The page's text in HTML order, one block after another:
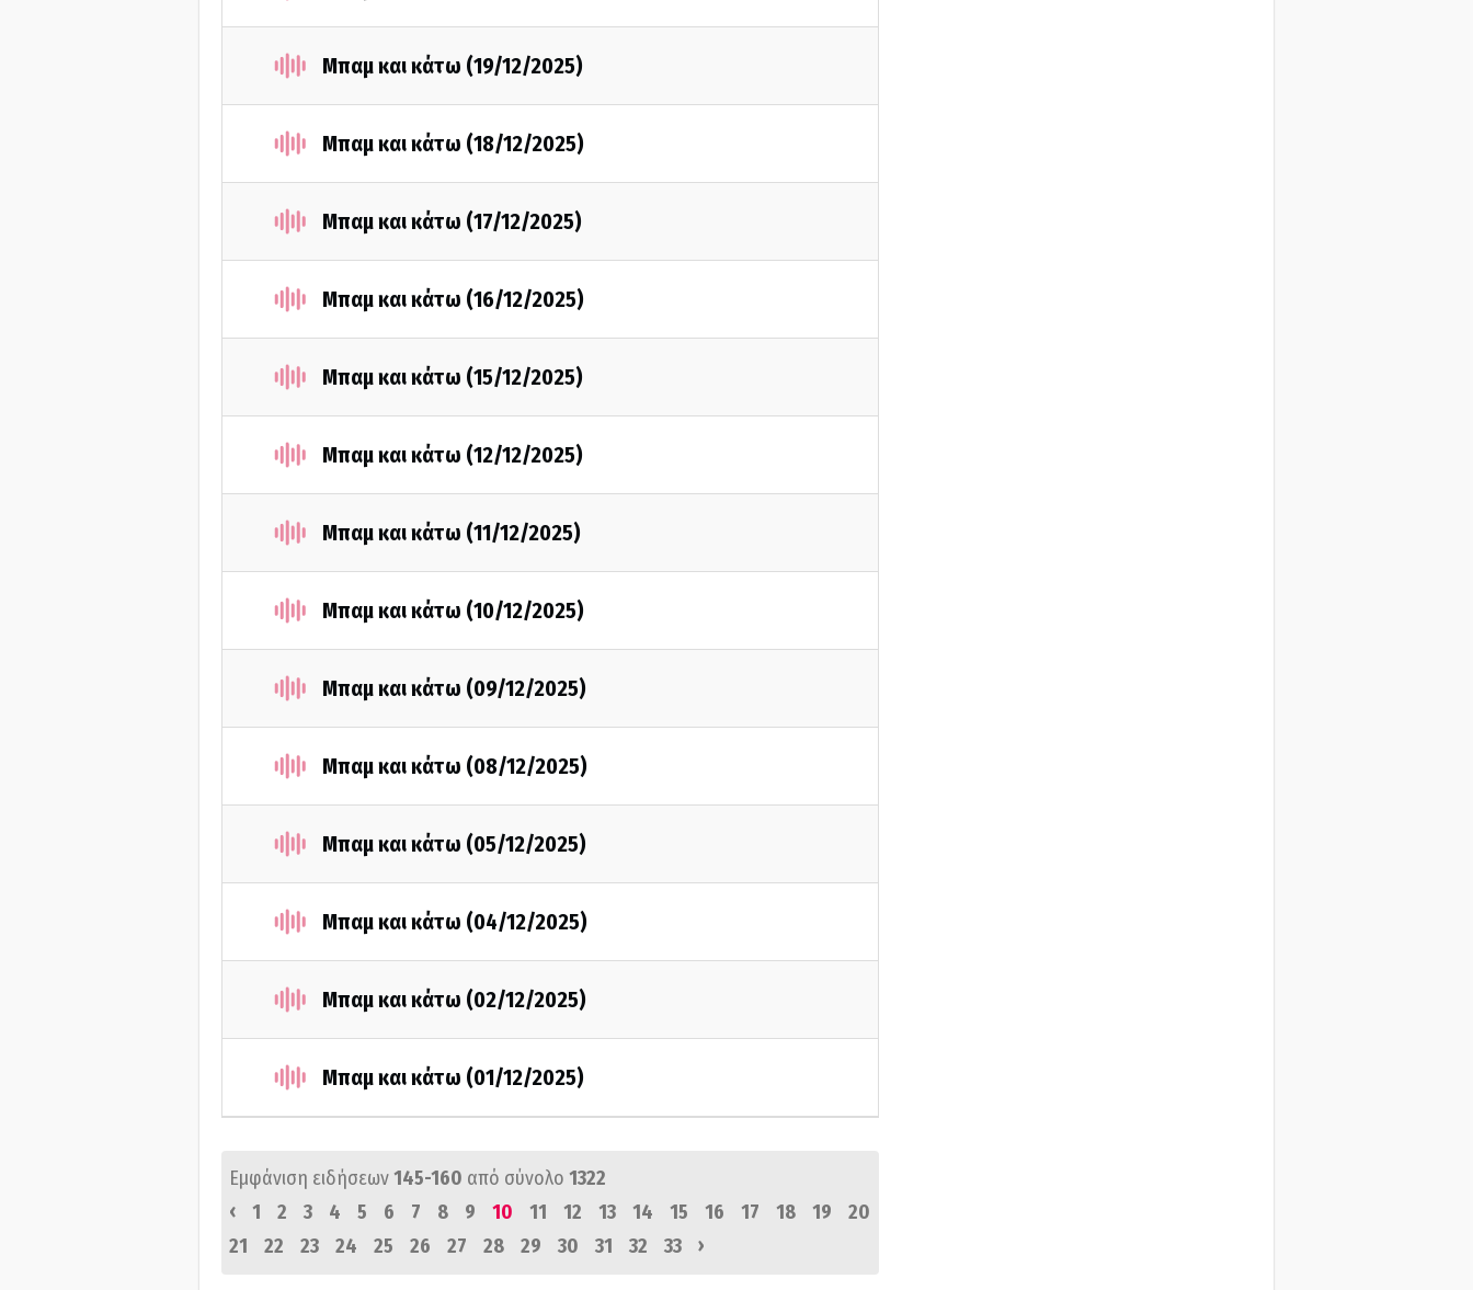
Μπαμ και κάτω (19/12/2025)
Μπαμ και κάτω (18/12/2025)
Μπαμ και κάτω (17/12/2025)
Μπαμ και κάτω (16/12/2025)
Μπαμ και κάτω (15/12/2025)
Μπαμ και κάτω (12/12/2025)
Μπαμ και κάτω (11/12/2025)
Μπαμ και κάτω (10/12/2025)
Μπαμ και κάτω (09/12/2025)
Μπαμ και κάτω (08/12/2025)
Μπαμ και κάτω (05/12/2025)
Μπαμ και κάτω (04/12/2025)
Μπαμ και κάτω (02/12/2025)
Μπαμ και κάτω (01/12/2025)
Εμφάνιση ειδήσεων145-160 από σύνολο 1322
‹
1 2 3 4 5 6 7 8 9 10 11 12 13 14 15 16 17 18 19
20
21
22 23 24 25 26 27 28 29 30 31 32 33 ›